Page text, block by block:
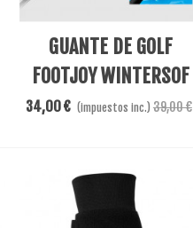
Añadir Al Carrito
GUANTE DE GOLF
FOOTJOY WINTERSOF
LADY (PAR) NEGRO
34,00 € (impuestos inc.) 39,00 €